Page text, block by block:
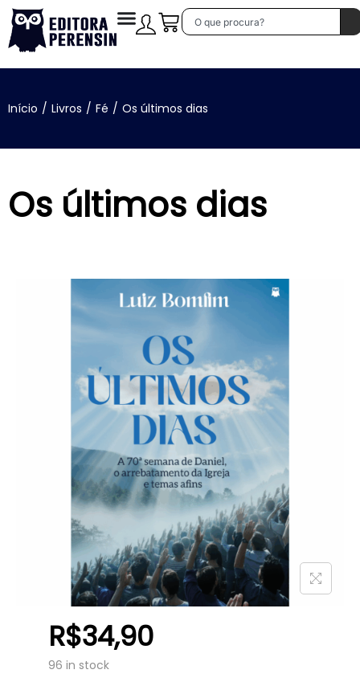
Início / Livros / Fé / Os últimos dias
Os últimos dias
R$34,90
96 in stock